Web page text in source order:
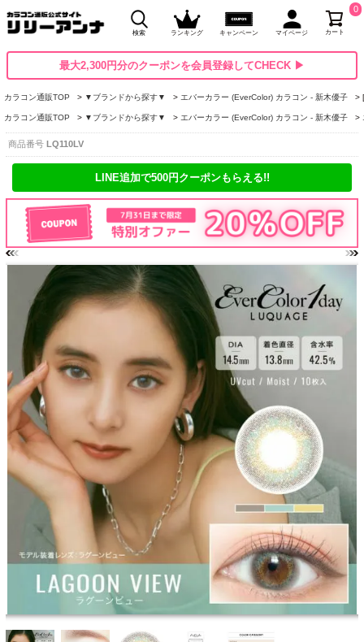
検索 ランキング キャンペーン マイページ カート
0
最大2,300円分のクーポンを会員登録してCHECK ▶
カラコン通販TOP ▼ブランドから探す▼ エバーカラー (EverColor) カラコン - 新木優子
カラコン通販TOP ▼ブランドから探す▼ エバーカラー (EverColor) カラコン - 新木優子
商品番号 LQ110LV
LINE追加で500円クーポンもらえる!!